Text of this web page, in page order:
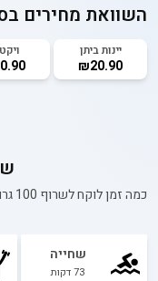
השוואת מחירים
יינות ביתן
₪20.90
כמה זמן לוקח לשרוף 100 גרם של
שחייה
73דקות